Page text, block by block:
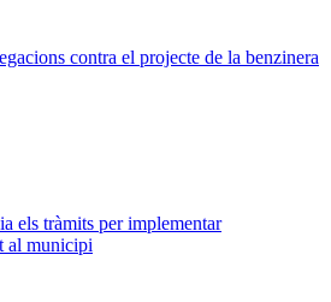
contra el projecte de la benzinera
els tràmits per implementar
al municipi